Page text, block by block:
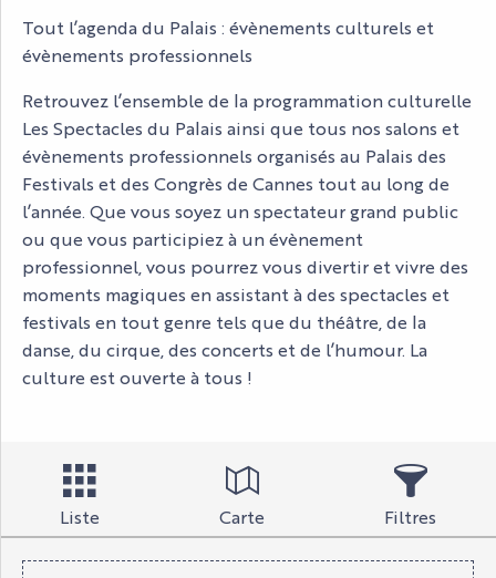
Tout l’agenda du Palais : évènements culturels et
évènements professionnels
Retrouvez l’ensemble de la programmation culturelle
Les Spectacles du Palais ainsi que tous nos salons et
évènements professionnels organisés au Palais des
Festivals et des Congrès de Cannes tout au long de
l’année. Que vous soyez un spectateur grand public
ou que vous participiez à un évènement
professionnel, vous pourrez vous divertir et vivre des
moments magiques en assistant à des spectacles et
festivals en tout genre tels que du théâtre, de la
danse, du cirque, des concerts et de l’humour. La
culture est ouverte à tous !
Liste Carte Filtres